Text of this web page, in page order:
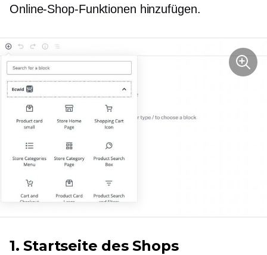
Online-Shop-Funktionen hinzufügen.
1. Startseite des Shops